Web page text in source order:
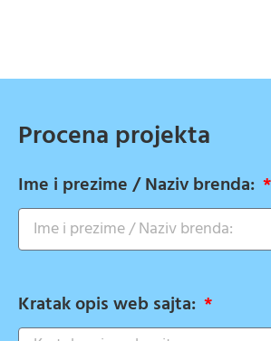
Procena projekta
Ime i prezime / Naziv brenda:
Kratak opis web sajta: